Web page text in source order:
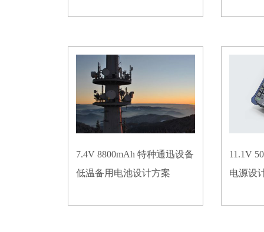
7.4V 8800mAh 特种通迅设备
低温备用电池设计方案
11.1V
电源设